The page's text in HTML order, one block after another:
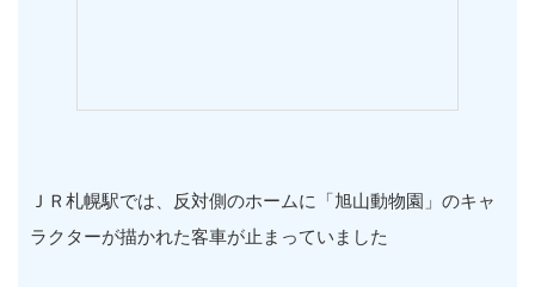
ＪＲ札幌駅では、反対側のホームに「旭山動物園」のキャ
ラクターが描かれた客車が止まっていました